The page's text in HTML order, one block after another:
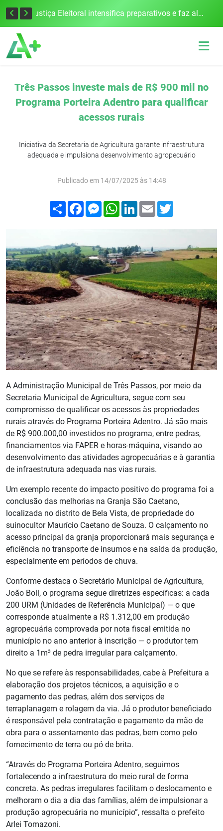
Cobrança do estacionamento rotativo começará em 10 dias em Frederico Westphalen Justiça Eleitoral intensifica preparativos e faz alertas para as Eleições 2026 na 94ª Zona Eleitoral
Três Passos investe mais de R$ 900 mil no
Programa Porteira Adentro para qualificar
acessos rurais
Iniciativa da Secretaria de Agricultura garante infraestrutura
adequada e impulsiona desenvolvimento agropecuário
Publicado em 14/07/2025 às 14:48
Compartilhar
FacebookMessenger
WhatsApp
LinkedIn
Email
A Administração Municipal de Três Passos, por meio da
Secretaria Municipal de Agricultura, segue com seu
compromisso de qualificar os acessos às propriedades
rurais através do Programa Porteira Adentro. Já são mais
de R$ 900.000,00 investidos no programa, entre pedras,
financiamentos via FAPER e horas-máquina, visando ao
desenvolvimento das atividades agropecuárias e à garantia
de infraestrutura adequada nas vias rurais.
Um exemplo recente do impacto positivo do programa foi a
conclusão das melhorias na Granja São Caetano,
localizada no distrito de Bela Vista, de propriedade do
suinocultor Maurício Caetano de Souza. O calçamento no
acesso principal da granja proporcionará mais segurança e
eficiência no transporte de insumos e na saída da produção,
especialmente em períodos de chuva.
Conforme destaca o Secretário Municipal de Agricultura,
João Boll, o programa segue diretrizes específicas: a cada
200 URM (Unidades de Referência Municipal) — o que
corresponde atualmente a R$ 1.312,00 em produção
agropecuária comprovada por nota fiscal emitida no
município no ano anterior à inscrição — o produtor tem
direito a 1m³ de pedra irregular para calçamento.
No que se refere às responsabilidades, cabe à Prefeitura a
elaboração dos projetos técnicos, a aquisição e o
pagamento das pedras, além dos serviços de
terraplanagem e rolagem da via. Já o produtor beneficiado
é responsável pela contratação e pagamento da mão de
obra para o assentamento das pedras, bem como pelo
fornecimento de terra ou pó de brita.
“Através do Programa Porteira Adentro, seguimos
fortalecendo a infraestrutura do meio rural de forma
concreta. As pedras irregulares facilitam o deslocamento e
melhoram o dia a dia das famílias, além de impulsionar a
produção agropecuária no município”, ressalta o prefeito
Arlei Tomazoni.